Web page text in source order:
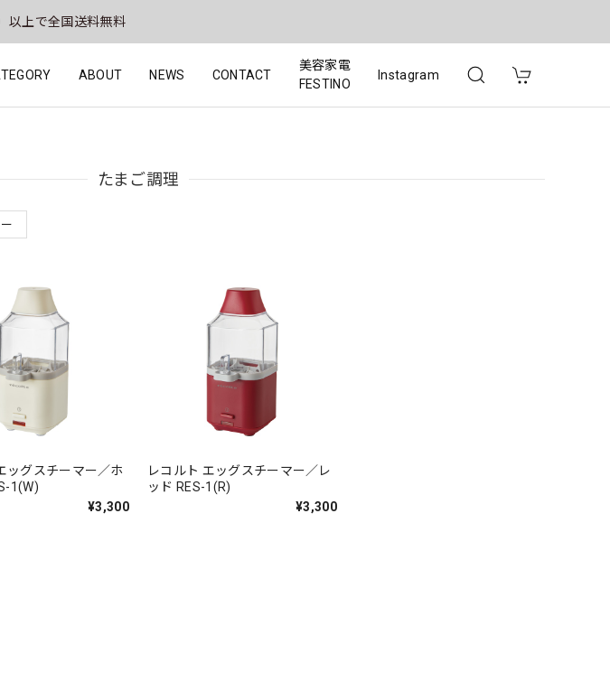
以上で全国送料無料
ABOUT NEWS CONTACT
美容家電
FESTINO
Instagram
たまご調理
ッグスチーマー／ホ
1(W)
¥3,300
レコルト エッグスチーマー／レ
ッド RES-1(R)
¥3,300